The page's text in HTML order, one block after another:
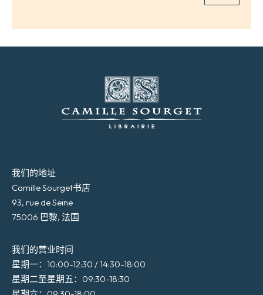
我们的地址
Camille Sourget书店
93, rue de Seine
75006 巴黎, 法国
我们的营业时间
星期一：10:00-12:30 / 14:30-18:00
星期二至星期五：09:30-18:30